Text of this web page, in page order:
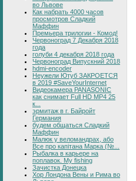
во Львове
Как набрать 4000 часов
просмотров Сладкий
Маффин
Премьера трилогии - Комод!
Червоноград 7 Декабря 2018
года
голуби 4 декабря 2018 года
Червоноград Випускний 2018
hdmi-encoder
Неужели Ютуб ЗАКРОЕТСЯ
в 2019 #SaveYourInternet
Видеокамера PANASONIC
как снимает Full HD MP4 25
к...
эрмитаж в г. Байройт
Германия
будем общаться Сладкий
Маффин
Малюк у веломандрах, або
Все про капітана Марка (№...
Рыбалка в карьере на
поплавок. My fishing
Зачистка Донецка
Хор Лондона Вены и Рима во